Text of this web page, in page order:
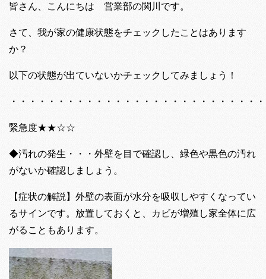
皆さん、こんにちは 営業部の関川です。
さて、我が家の健康状態をチェックしたことはあります
か？
以下の状態が出ていないかチェックしてみましょう！
・・・・・・・・・・・・・・・・・・・・・・・・・・
緊急度★★☆☆
◆汚れの発生・・・外壁を目で確認し、緑色や黒色の汚れ
がないか確認しましょう。
【症状の解説】外壁の表面が水分を吸収しやすくなってい
るサインです。放置しておくと、カビが増殖し家全体に広
がることもあります。